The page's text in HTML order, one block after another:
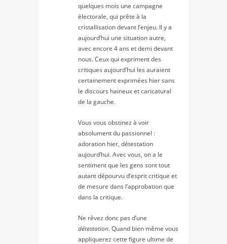
quelques mois une campagne
électorale, qui prête à la
cristallisation devant l’enjeu. Il y a
aujourd’hui une situation autre,
avec encore 4 ans et demi devant
nous. Ceux qui expriment des
critiques aujourd’hui les auraient
certainement exprimées hier sans
le discours haineux et caricatural
de la gauche.
Vous vous obstinez à voir
absolument du passionnel :
adoration hier, détestation
aujourd’hui. Avec vous, on a le
sentiment que les gens sont tout
autant dépourvu d’esprit critique et
de mesure dans l’approbation que
dans la critique.
Ne rêvez donc pas d’une
détestation. Quand bien même vous
appliquerez cette figure ultime de